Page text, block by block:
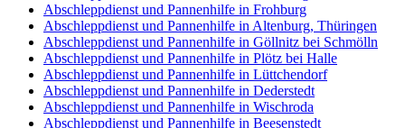
Abschleppdienst und Pannenhilfe in Frohburg
Abschleppdienst und Pannenhilfe in Altenburg, Thüringen
Abschleppdienst und Pannenhilfe in Göllnitz bei Schmölln
Abschleppdienst und Pannenhilfe in Plötz bei Halle
Abschleppdienst und Pannenhilfe in Lüttchendorf
Abschleppdienst und Pannenhilfe in Dederstedt
Abschleppdienst und Pannenhilfe in Wischroda
Abschleppdienst und Pannenhilfe in Beesenstedt